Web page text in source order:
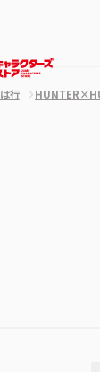
は行